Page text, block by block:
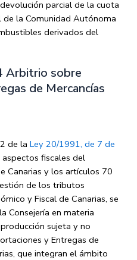
parcial de la cuota
de la Comunidad Autónoma
derivados del
Arbitrio sobre
de Mercancías
de la Ley 20/1991, de 7 de
fiscales del
Canarias y los artículos 70
de los tributos
y Fiscal de Canarias, se
Consejería en materia
sujeta y no
y Entregas de
que integran el ámbito